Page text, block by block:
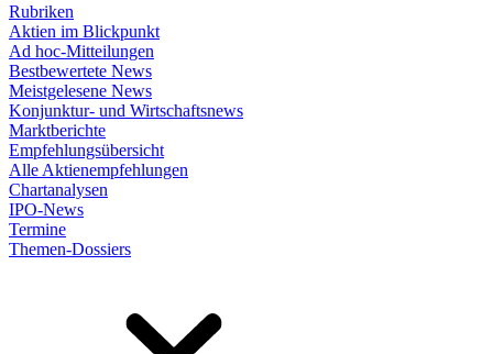
Rubriken
Aktien im Blickpunkt
Ad hoc-Mitteilungen
Bestbewertete News
Meistgelesene News
Konjunktur- und Wirtschaftsnews
Marktberichte
Empfehlungsübersicht
Alle Aktienempfehlungen
Chartanalysen
IPO-News
Termine
Themen-Dossiers